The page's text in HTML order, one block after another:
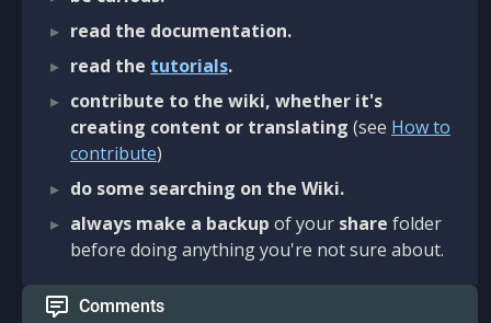
read the documentation.
read the tutorials.
contribute to the wiki, whether it's
creating content or translating (see How to
contribute)
do some searching on the Wiki.
always make a backup of your share folder
before doing anything you're not sure about.
Comments